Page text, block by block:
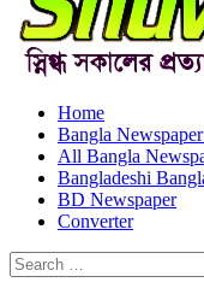
Home
Bangla
All Bangla
Bangladeshi
BD Newspaper
Converter
Search
for: